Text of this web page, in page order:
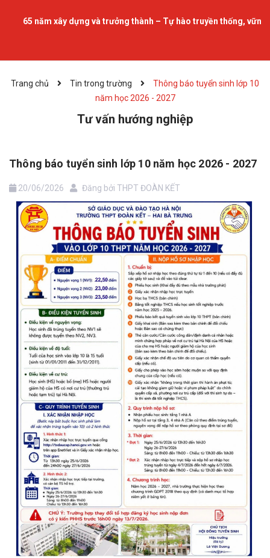
65 năm xây dựng và trưởng thành – Tự hào truyền thống, vững
Trang chủ Tin trong trường
Thông báo tuyển sinh lớp 10
năm học 2026 - 2027
Tư vấn hướng nghiệp
Thông báo tuyển sinh lớp 10 năm học 2026 - 2027
20/06/2026 Đăng bởi THPT ĐOÀN KẾT